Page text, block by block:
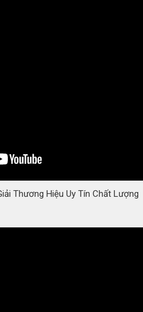
Thương Hiệu Uy Tín Chất Lượng